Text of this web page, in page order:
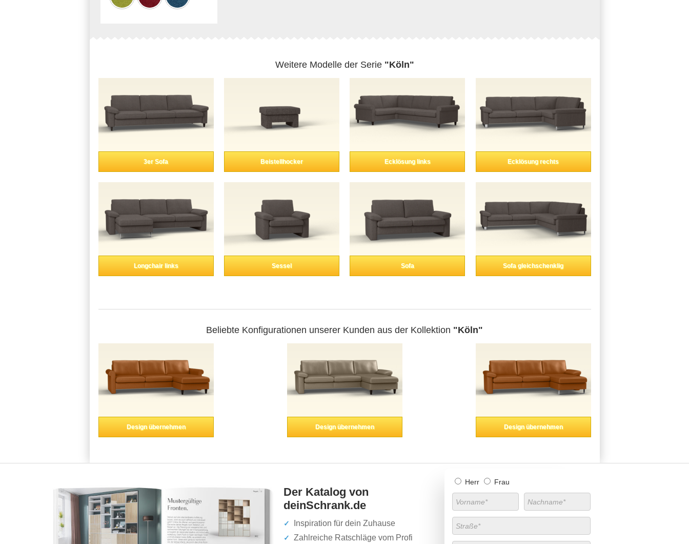
Weitere Modelle der Serie "Köln"
3er Sofa Beistellhocker Ecklösung links Ecklösung rechts
Longchair links Sessel Sofa Sofa gleichschenklig
Beliebte Konfigurationen unserer Kunden aus der Kollektion "Köln"
Design übernehmen Design übernehmen Design übernehmen
Der Katalog von
deinSchrank.de
Inspiration für dein Zuhause
Zahlreiche Ratschläge vom Profi
Herr Frau